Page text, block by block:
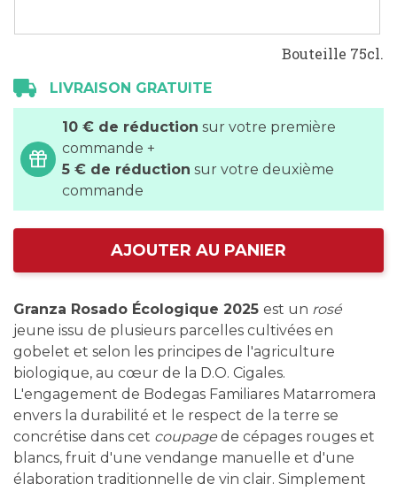
Bouteille 75cl.
LIVRAISON GRATUITE
10 € de réduction sur votre première
commande +
5 € de réduction sur votre deuxième
commande
AJOUTER AU PANIER
Granza Rosado Écologique 2025 est un rosé
jeune issu de plusieurs parcelles cultivées en
gobelet et selon les principes de l'agriculture
biologique, au cœur de la D.O. Cigales.
L'engagement de Bodegas Familiares Matarromera
envers la durabilité et le respect de la terre se
concrétise dans cet coupage de cépages rouges et
blancs, fruit d'une vendange manuelle et d'une
élaboration traditionnelle de vin clair. Simplement